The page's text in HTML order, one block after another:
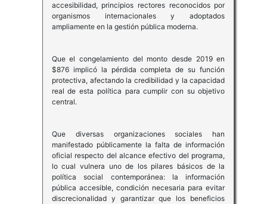
accesibilidad, principios rectores reconocidos por
organismos internacionales y adoptados
ampliamente en la gestión pública moderna.
Que el congelamiento del monto desde 2019 en
$876 implicó la pérdida completa de su función
protectiva, afectando la credibilidad y la capacidad
real de esta política para cumplir con su objetivo
central.
Que diversas organizaciones sociales han
manifestado públicamente la falta de información
oficial respecto del alcance efectivo del programa,
lo cual vulnera uno de los pilares básicos de la
política social contemporánea: la información
pública accesible, condición necesaria para evitar
discrecionalidad y garantizar que los beneficios